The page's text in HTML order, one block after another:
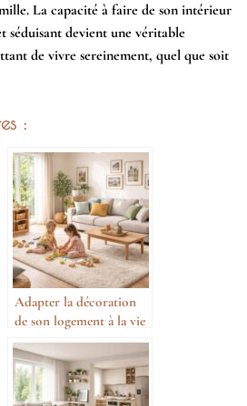
La capacité à faire de son intérieur
séduisant devient une véritable
de vivre sereinement, quel que soit
:
Adapter la décoration
de son logement à la vie
de famille